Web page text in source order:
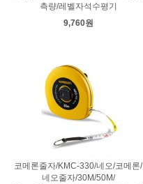
측량/레벨자석수평기
9,760원
코메론줄자/KMC-330/네오/코메론/
네오줄자/30M/50M/